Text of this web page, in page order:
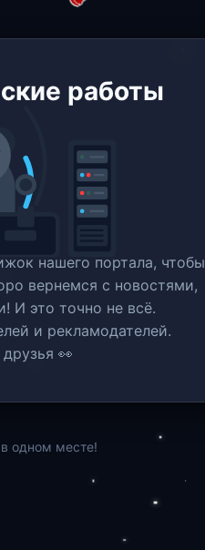
работы
нашего портала, чтобы
вернемся c новостями,
И это точно не всё.
и рекламодателей.
👀
одном месте!